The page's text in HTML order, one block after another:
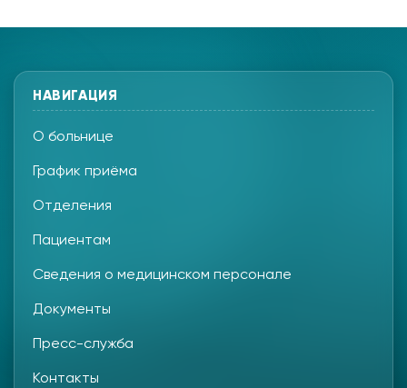
НАВИГАЦИЯ
О больнице
График приёма
Отделения
Пациентам
Сведения о медицинском персонале
Документы
Пресс-служба
Контакты